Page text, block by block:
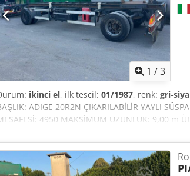
1 /3
ikinci el, ilk tescil: 01/1987, renk: gri-
ADIGE 20R2N ÇIKARILABİLİR YAYLI
4950 MAKSİMUM UZUNLUK: 9,00 m
kg (tam yüklü) DONANIM TİPİ: Çıkarılabilir
Ajyv Shxokqek MİNİMUM: 5,00 m + 0,20
FRENLER: Kampanalı LASTİKLER: 265/70
Hayır KONTROL EDİLMİŞ: